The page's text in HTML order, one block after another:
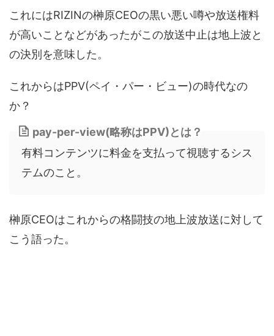
これにはRIZINの榊原CEOの黒い悪い噂や放送権料
が高いことなどがあったがこの放送中止は地上波と
の決別を意味した。
これからはPPV(ペイ・パー・ビュー)の時代なの
か？
pay-per-view(略称はPPV)とは？
有料コンテンツに料金を支払って視聴するシス
テムのこと。
榊原CEOはこれからの格闘技の地上波放送に対して
こう語った。